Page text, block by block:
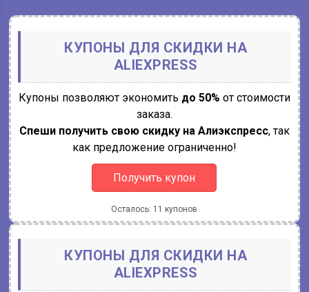
КУПОНЫ ДЛЯ СКИДКИ НА
ALIEXPRESS
Купоны позволяют экономить до 50% от стоимости
заказа.
Спеши получить свою скидку на Алиэкспресс, так
как предложение ограниченно!
Получить купон
Осталось: 11 купонов
КУПОНЫ ДЛЯ СКИДКИ НА
ALIEXPRESS